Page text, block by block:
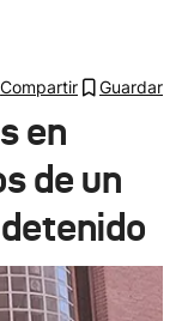
Compartir Guardar
en
de un